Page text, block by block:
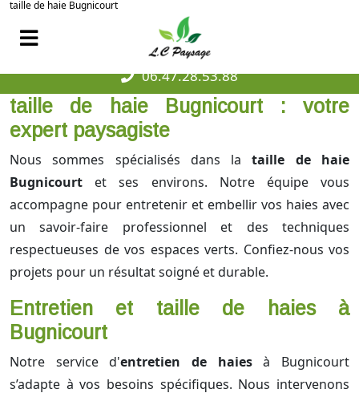
taille de haie Bugnicourt
06.47.28.53.88
taille de haie Bugnicourt : votre
expert paysagiste
Nous sommes spécialisés dans lataille de haie
Bugnicourt et ses environs. Notre équipe vous
accompagne pour entretenir et embellir vos haies avec
un savoir-faire professionnel et des techniques
respectueuses de vos espaces verts. Confiez-nous vos
projets pour un résultat soigné et durable.
Entretien et taille de haies à
Bugnicourt
Notre service d'entretien de haiesà Bugnicourt
s’adapte à vos besoins spécifiques. Nous intervenons